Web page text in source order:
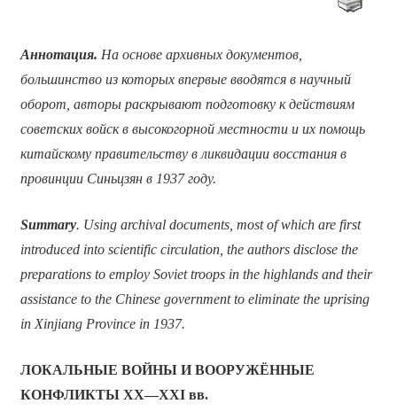
Аннотация. На основе архивных документов,
большинство из которых впервые вводятся в научный
оборот, авторы раскрывают подготовку к действиям
советских войск в высокогорной местности и их помощь
китайскому правительству в ликвидации восстания в
провинции Синьцзян в 1937 году.
Summary. Using archival documents, most of which are first
introduced into scientific circulation, the authors disclose the
preparations to employ Soviet troops in the highlands and their
assistance to the Chinese government to eliminate the uprising
in Xinjiang Province in 1937.
ЛОКАЛЬНЫЕ ВОЙНЫ И ВООРУЖЁННЫЕ
КОНФЛИКТЫ XX—XXI вв.